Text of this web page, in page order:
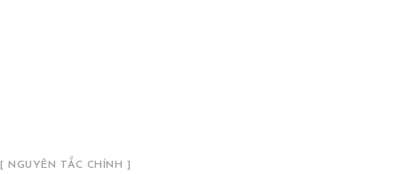
[ NGUYÊN TẮC CHÍNH ]